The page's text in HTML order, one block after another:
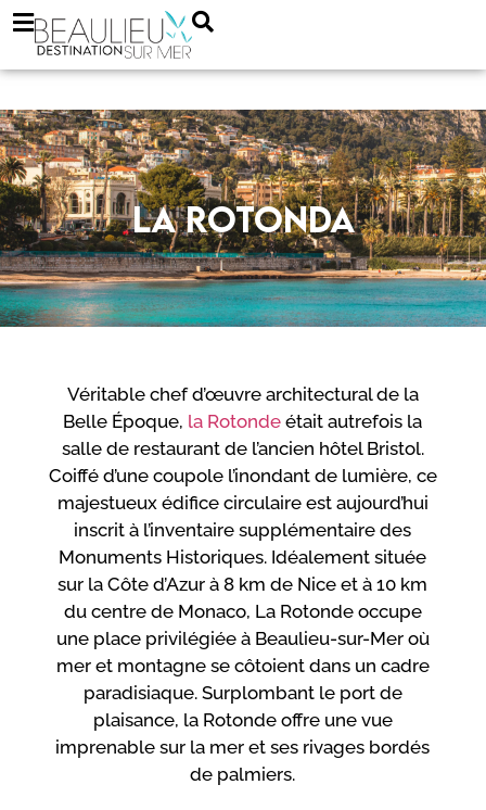
La rotonda
Véritable chef d’œuvre architectural de la
Belle Époque, la Rotonde était autrefois la
salle de restaurant de l’ancien hôtel Bristol.
Coiffé d’une coupole l’inondant de lumière, ce
majestueux édifice circulaire est aujourd’hui
inscrit à l’inventaire supplémentaire des
Monuments Historiques. Idéalement située
sur la Côte d’Azur à 8 km de Nice et à 10 km
du centre de Monaco, La Rotonde occupe
une place privilégiée à Beaulieu-sur-Mer où
mer et montagne se côtoient dans un cadre
paradisiaque. Surplombant le port de
plaisance, la Rotonde offre une vue
imprenable sur la mer et ses rivages bordés
de palmiers.